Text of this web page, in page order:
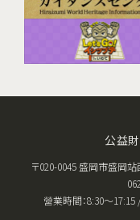
公益
〒020-0045 盛岡市盛岡站
營業時間：8:30〜17:15